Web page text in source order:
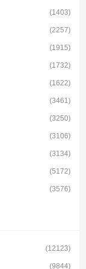
(1403)
(2257)
(1915)
(1732)
(1622)
(3461)
(3250)
(3106)
(3134)
(5172)
(3576)
(12123)
(9844)